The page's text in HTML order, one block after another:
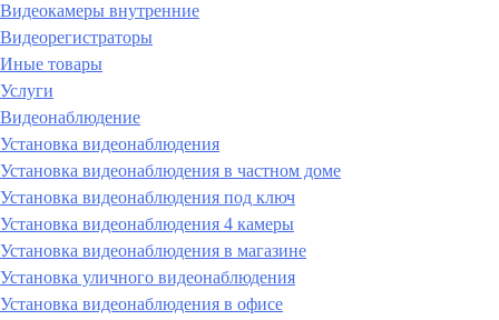
Видеокамеры внутренние
Видеорегистраторы
Иные товары
Услуги
Видеонаблюдение
Установка видеонаблюдения
Установка видеонаблюдения в частном доме
Установка видеонаблюдения под ключ
Установка видеонаблюдения 4 камеры
Установка видеонаблюдения в магазине
Установка уличного видеонаблюдения
Установка видеонаблюдения в офисе